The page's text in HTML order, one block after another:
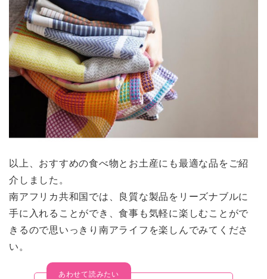
以上、おすすめの食べ物とお土産にも最適な品をご紹
介しました。
南アフリカ共和国では、良質な製品をリーズナブルに
手に入れることができ、食事も気軽に楽しむことがで
きるので思いっきり南アライフを楽しんでみてくださ
い。